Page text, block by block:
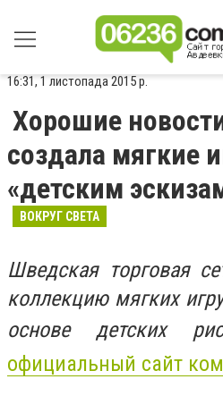
16:31, 1 листопада 2015 р.
Хорошие
создала мягкие
«детским
ВОКРУГ СВЕТА
Шведская торговая
коллекцию мягких
основе детских
официальный сайт